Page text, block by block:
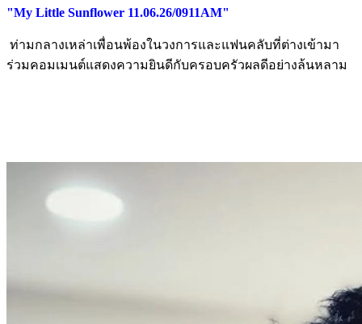
"My Little Sunflower 11.06.26/0911AM"
ท่ามกลางเหล่าเพื่อนพ้องในวงการและแฟนคลับที่ต่างเข้ามา
ร่วมคอมเมนต์แสดงความยินดีกับครอบครัวผลดีอย่างล้นหลาม